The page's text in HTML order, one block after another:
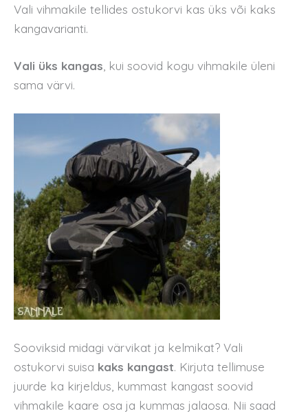
Vali vihmakile tellides ostukorvi kas üks või kaks
kangavarianti.
Vali üks kangas , kui soovid kogu vihmakile üleni
sama värvi.
Sooviksid midagi värvikat ja kelmikat? Vali
ostukorvi suisa kaks kangast. Kirjuta tellimuse
juurde ka kirjeldus, kummast kangast soovid
vihmakile kaare osa ja kummas jalaosa. Nii saad